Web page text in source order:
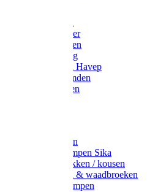
Bodywarmer
Werkbroeken
Zaagkleding
Werkjassen Havep
Thermohemden
Overhemden
Werksokken
Schoenklompen Sika
Thermo sokken / kousen
Lieslaarzen & waadbroeken
Houten klompen